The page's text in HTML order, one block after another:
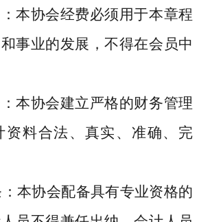
：本协会经费必须用于本章程
事业的发展，不得在会员中
：本协会建立严格的财务管理
资料合法、真实、准确、完
：本协会配备具有专业资格的